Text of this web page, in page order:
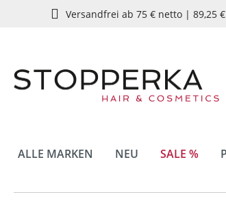
Zur Hauptnavigation springen
Versandfrei ab 75 € netto | 89,25
ALLE MARKEN NEU SALE %